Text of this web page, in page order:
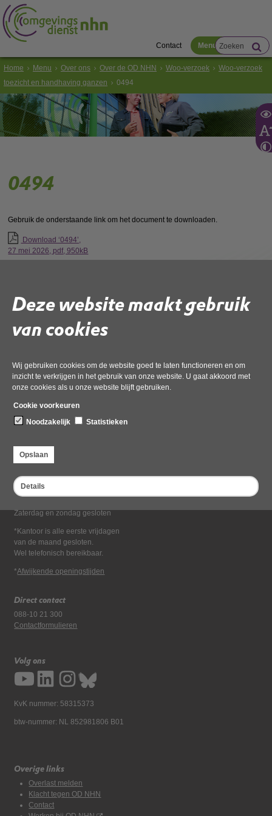
Deze website maakt gebruik
van cookies
Wij gebruiken cookies om de website goed te laten functioneren en om
inzicht te verkrijgen in het gebruik van onze website. U gaat akkoord met
onze cookies als u onze website blijft gebruiken.
Cookie voorkeuren
Noodzakelijk
Statistieken
Opslaan
Details
Contact Menu
Home Menu Over ons Over de OD NHN Woo-verzoek
Woo-verzoek
toezicht en handhaving ganzen
0494
0494
Gebruik de onderstaande link om het document te downloaden.
Download ‘0494’,
27 mei 2026, pdf, 950kB
Bezoekadres
Dampten 2, 1624 NR Hoorn
Postbus 2095, 1620 EB Hoorn
Openingstijden kantoor
Maandag tot en met vrijdag*
van 08:00 tot 16:30
Zaterdag en zondag gesloten
*Kantoor is alle eerste vrijdagen
van de maand gesloten.
Wel telefonisch bereikbaar.
*Afwijkende openingstijden
Direct contact
088-10 21 300
Contactformulieren
Volg ons
KvK nummer: 58315373
btw-nummer: NL 852981806 B01
Overige links
Overlast melden
Klacht tegen OD NHN
Contact